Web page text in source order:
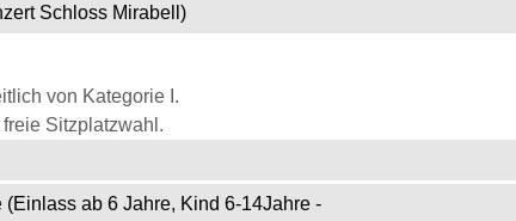
Schloss Mirabell)
von Kategorie I.
Sitzplatzwahl.
(Einlass ab 6 Jahre, Kind 6-14Jahre -